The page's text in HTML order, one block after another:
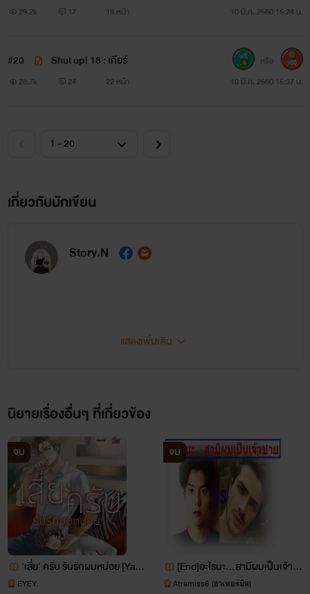
พอๆๆ หยุดพรรณนาได้แล้วค่ะนิ้ง ป่ะๆ ไปสนุกกับมิกซ์เตอร์กันดี
Go! Go!! Go!!!
ประกาศ!!
นิยายของเราได้ตีพิมพ์แล้ววว! เย้ๆๆ
ไรท์ร่วมกับสำนักพิมพ์บ้านวายบุ๊ค ได้มีการปรับปรุงและเพิ่มตอน
**ที่หาที่ไหนไม่ได้ นอกจากในหนังสือนี้เท่านั้น!**
29.2k 17 16 หน้า 10 มี.ค. 2560 15:24 น.
#20 Shut up! 18 : เกียร์
28.7k 24 22 หน้า 10 มี.ค. 2560 15:37 น.
หรือ 300
เกี่ยวกับนักเขียน
Story.N
ขอขอบคุณทุกแรงสนับสนุน
และคอมเม้นนะคะ
แต๊งกิ้วๆนะจุ้บบบ ><
♡(10/03/60)♡
แสดงเพิ่มเติม
นิยายเรื่องอื่นๆ ที่เกี่ยวข้อง
จบ
'เสี่ย' ครับ รับรักผมหน่อย [Yaoi]
จบ (ตีพิมพ์กับ สนพ. มีดีและธัญ
EYEY.
จบ
[End]อะไรนะ...สามีผมเป็นเจ้าช
าย [Yaoi NC 20+]จบแล้ว
Atremiss6 (อาเทอร์มิส)